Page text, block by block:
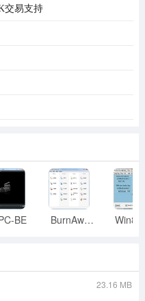
的错误。
并新增数学符号单位、
Mac 常用网址，补充及
后，CPU占用降低50%，
交易支持
BE BurnAware
23.16 MB